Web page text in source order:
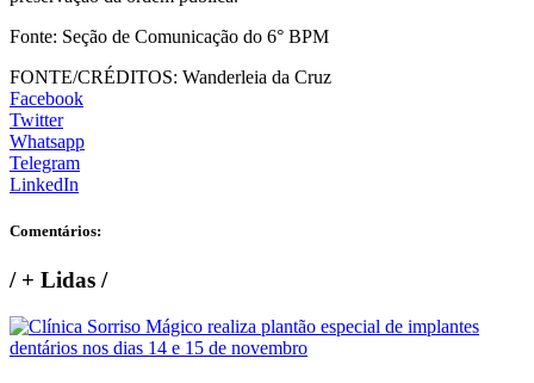
Fonte: Seção de Comunicação do 6° BPM
FONTE/CRÉDITOS: Wanderleia da Cruz
Facebook
Twitter
Whatsapp
Telegram
LinkedIn
Comentários:
/+ Lidas /